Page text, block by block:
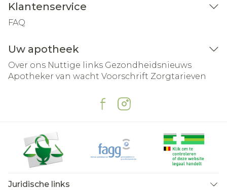
Klantenservice
FAQ
Uw apotheek
Over ons Nuttige links Gezondheidsnieuws
Apotheker van wacht Voorschrift Zorgtarieven
Juridische links